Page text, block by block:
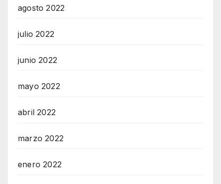
agosto 2022
julio 2022
junio 2022
mayo 2022
abril 2022
marzo 2022
enero 2022